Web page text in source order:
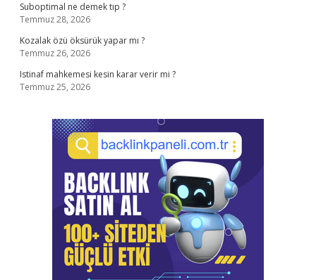
Suboptimal ne demek tıp ?
Temmuz 28, 2026
Kozalak özü öksürük yapar mı ?
Temmuz 26, 2026
Istinaf mahkemesi kesin karar verir mi ?
Temmuz 25, 2026